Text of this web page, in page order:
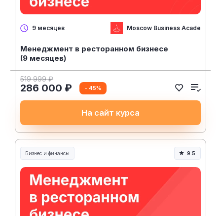
9 месяцев Moscow Business Academy
Менеджмент в ресторанном бизнесе
(9 месяцев)
519 999 ₽
286 000 ₽ - 45%
На сайт курса
Бизнес и финансы 9.5